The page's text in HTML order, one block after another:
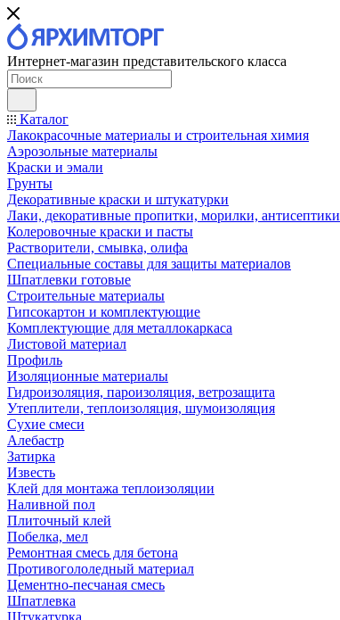
Интернет-магазин представительского класса
Каталог
Лакокрасочные материалы и строительная химия
Аэрозольные материалы
Краски и эмали
Грунты
Декоративные краски и штукатурки
Лаки, декоративные пропитки, морилки, антисептики
Колеровочные краски и пасты
Растворители, смывка, олифа
Специальные составы для защиты материалов
Шпатлевки готовые
Строительные материалы
Гипсокартон и комплектующие
Комплектующие для металлокаркаса
Листовой материал
Профиль
Изоляционные материалы
Гидроизоляция, пароизоляция, ветрозащита
Утеплители, теплоизоляция, шумоизоляция
Сухие смеси
Алебастр
Затирка
Известь
Клей для монтажа теплоизоляции
Наливной пол
Плиточный клей
Побелка, мел
Ремонтная смесь для бетона
Противогололедный материал
Цементно-песчаная смесь
Шпатлевка
Штукатурка